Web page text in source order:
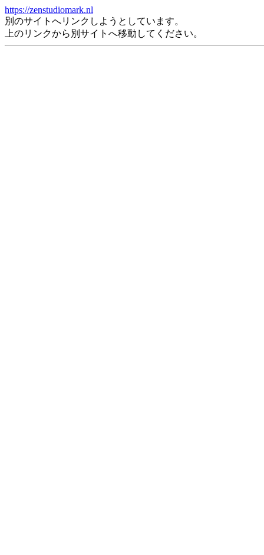
https://zenstudiomark.nl
別のサイトへリンクしようとしています。
上のリンクから別サイトへ移動してください。